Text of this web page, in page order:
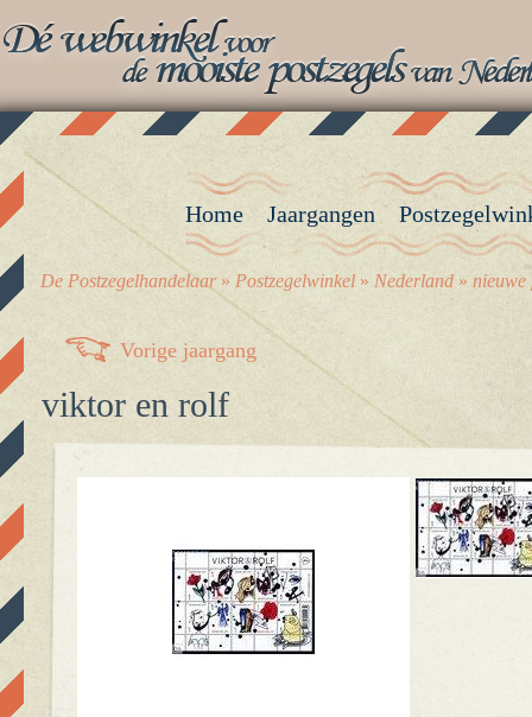
Vorige jaargang
viktor en rolf
Home Jaargangen
De Postzegelhandelaar» Postzegelwinkel » Nederland » nieuwe